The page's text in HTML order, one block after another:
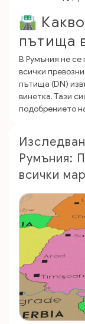
🛣️ Какво
пътища
В Румъния не
всички
пътища (DN)
винетка. Тази
подобрението
Румъния:
всички